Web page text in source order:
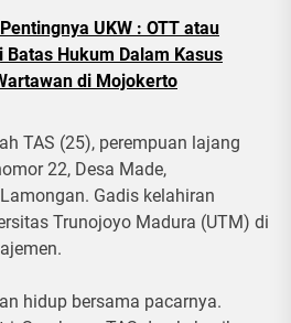
UKW : OTT atau
Hukum Dalam Kasus
di Mojokerto
TAS (25), perempuan lajang
22, Desa Made,
Gadis kelahiran
Trunojoyo Madura (UTM) di
hidup bersama pacarnya.